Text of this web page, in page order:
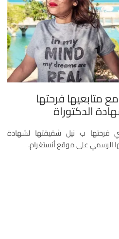
متابعيها فرحتها
الدكتوراة
فرحتها ب نيل شقيقتها لشهادة
الرسمي على موقع أنستغرام.